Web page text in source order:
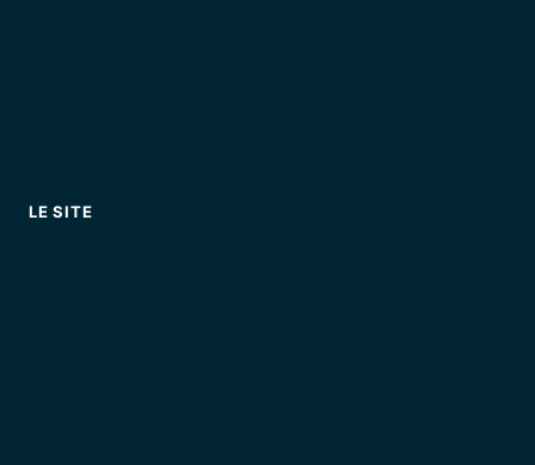
LE SITE